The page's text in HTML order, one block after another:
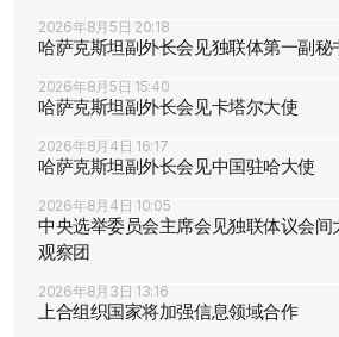
2026年8月5日 20:18
哈萨克斯坦副外长会见独联体第一副秘
2026年8月5日 15:40
哈萨克斯坦副外长会见卡塔尔大使
2026年8月4日 16:17
哈萨克斯坦副外长会见中国驻哈大使
2026年8月4日 10:05
中央选举委员会主席会见独联体议会间
观察团
2026年8月3日 13:16
上合组织国家将加强信息领域合作